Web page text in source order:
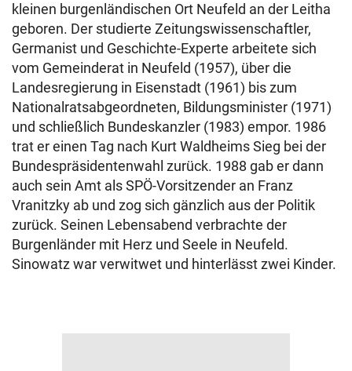
kleinen burgenländischen Ort Neufeld an der Leitha
geboren. Der studierte Zeitungswissenschaftler,
Germanist und Geschichte-Experte arbeitete sich
vom Gemeinderat in Neufeld (1957), über die
Landesregierung in Eisenstadt (1961) bis zum
Nationalratsabgeordneten, Bildungsminister (1971)
und schließlich Bundeskanzler (1983) empor. 1986
trat er einen Tag nach Kurt Waldheims Sieg bei der
Bundespräsidentenwahl zurück. 1988 gab er dann
auch sein Amt als SPÖ-Vorsitzender an Franz
Vranitzky ab und zog sich gänzlich aus der Politik
zurück. Seinen Lebensabend verbrachte der
Burgenländer mit Herz und Seele in Neufeld.
Sinowatz war verwitwet und hinterlässt zwei Kinder.